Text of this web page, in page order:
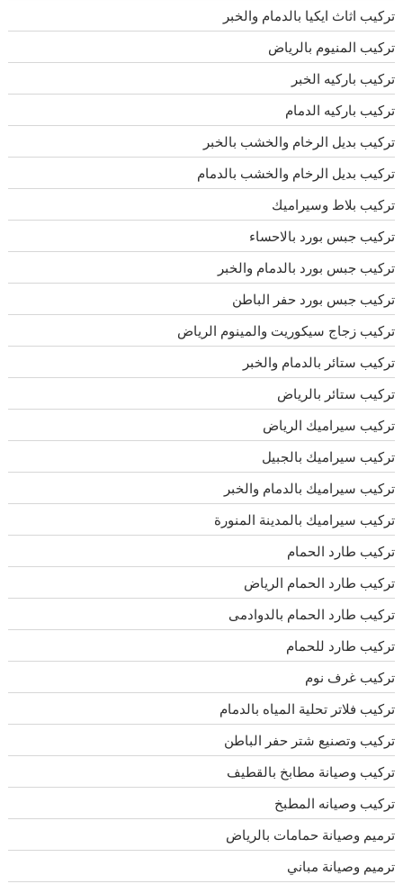
تركيب اثاث ايكيا بالدمام والخبر
تركيب المنيوم بالرياض
تركيب باركيه الخبر
تركيب باركيه الدمام
تركيب بديل الرخام والخشب بالخبر
تركيب بديل الرخام والخشب بالدمام
تركيب بلاط وسيراميك
تركيب جبس بورد بالاحساء
تركيب جبس بورد بالدمام والخبر
تركيب جبس بورد حفر الباطن
تركيب زجاج سيكوريت والمينوم الرياض
تركيب ستائر بالدمام والخبر
تركيب ستائر بالرياض
تركيب سيراميك الرياض
تركيب سيراميك بالجبيل
تركيب سيراميك بالدمام والخبر
تركيب سيراميك بالمدينة المنورة
تركيب طارد الحمام
تركيب طارد الحمام الرياض
تركيب طارد الحمام بالدوادمى
تركيب طارد للحمام
تركيب غرف نوم
تركيب فلاتر تحلية المياه بالدمام
تركيب وتصنيع شتر حفر الباطن
تركيب وصيانة مطابخ بالقطيف
تركيب وصيانه المطبخ
ترميم وصيانة حمامات بالرياض
ترميم وصيانة مباني